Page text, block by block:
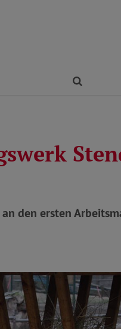
den ersten